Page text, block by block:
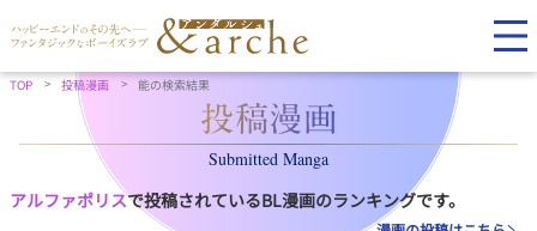
TOP 投稿漫画 能の検索結果
Submitted Manga
アルファポリスで投稿されているBL漫画のランキングです。